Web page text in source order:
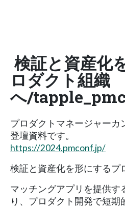
検証と資産化
ロダクト組織
へ/
プロダクトマネージャーカ
登壇資料です。
https://2024.pmconf.jp/
検証と資産化を形にするプ
マッチングアプリを提供す
り、プロダクト開発で短期